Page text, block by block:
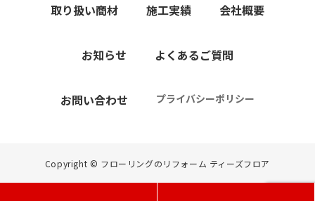
取り扱い商材 施工実績 会社概要
お知らせ よくあるご質問
お問い合わせ プライバシーポリシー
Copyright © フローリングのリフォーム ティーズフロア